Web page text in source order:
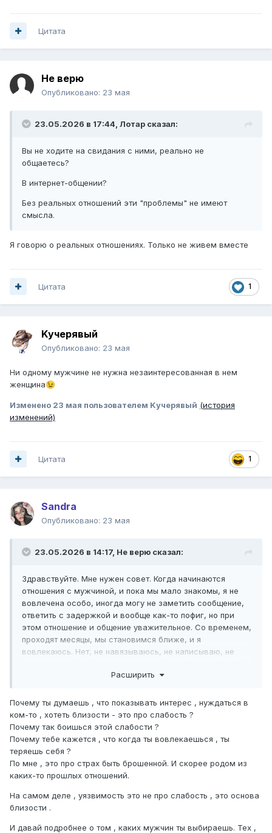
Цитата
Не верю
Опубликовано: 23 мая
23.05.2026 в 17:44, Лотар сказал:
Вы не ходите на свидания с ними, реально не
общаетесь?
В интернет-общении?
Без реальных отношений эти "проблемы" не имеют
смысла.
Я говорю о реальных отношениях. Только не живем вместе
1
Цитата
Kучepявый
Опубликовано: 23 мая
Ни одному мужчине не нужна незаинтересованная в нем
женщина😉
Изменено 23 мая пользователем Kучepявый (история
изменений)
1
Цитата
Sandrа
Опубликовано: 23 мая
23.05.2026 в 14:17, Не верю сказал:
Здравствуйте. Мне нужен совет. Когда начинаются
отношения с мужчиной, и пока мы мало знакомы, я не
вовлечена особо, иногда могу не заметить сообщение,
ответить с задержкой и вообще как-то пофиг, но при
этом отношение и общение уважительное. Со временем,
проходят месяцы, мы становимся ближе, и я
вовлекаюсь. Нет, не навязываюсь, не написываю, не
видеть. Думаю, это считывается интуитивно, по каким-то
себе совсем не нравлюсь. От этого у мужчин раздувает
эго, они чувствуют свою значимость. Ну я прям
чувствую, что начинают быть уверены, что никуда не
денусь. И потом расслабояются.
Мне очень хочется понять, где я что-то упускаю, делаю
ошибку и возвожу мужчину на пьедестал.
Расширить
Почему ты думаешь , что показывать интерес , нуждаться в
ком-то , хотеть близости - это про слабость ?
Почему так боишься этой слабости ?
Почему тебе кажется , что когда ты вовлекаешься , ты
теряешь себя ?
По мне , это про страх быть брошенной. И скорее родом из
каких-то прошлых отношений.
На самом деле , уязвимость это не про слабость , это основа
близости .
И давай подробнее о том , каких мужчин ты выбираешь. Тех ,